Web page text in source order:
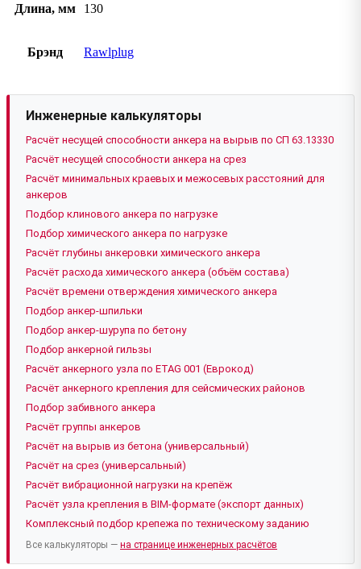
Длина, мм 130
Брэнд Rawlplug
Инженерные калькуляторы
Расчёт несущей способности анкера на вырыв по СП 63.13330
Расчёт несущей способности анкера на срез
Расчёт минимальных краевых и межосевых расстояний для
анкеров
Подбор клинового анкера по нагрузке
Подбор химического анкера по нагрузке
Расчёт глубины анкеровки химического анкера
Расчёт расхода химического анкера (объём состава)
Расчёт времени отверждения химического анкера
Подбор анкер-шпильки
Подбор анкер-шурупа по бетону
Подбор анкерной гильзы
Расчёт анкерного узла по ETAG 001 (Еврокод)
Расчёт анкерного крепления для сейсмических районов
Подбор забивного анкера
Расчёт группы анкеров
Расчёт на вырыв из бетона (универсальный)
Расчёт на срез (универсальный)
Расчёт вибрационной нагрузки на крепёж
Расчёт узла крепления в BIM-формате (экспорт данных)
Комплексный подбор крепежа по техническому заданию
Все калькуляторы — на странице инженерных расчётов